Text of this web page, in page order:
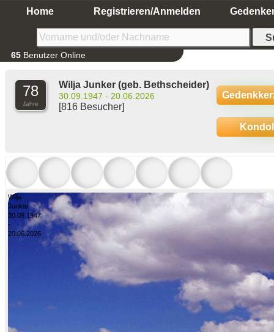
Home Registrieren/Anmelden
65 Benutzer Online
78
Jahre
Wilja Junker (geb. Bethscheider)
30.09.1947 - 20.06.2026
[816 Besucher]
Wilja
Junker
30.09.1947
-
20.06.2026